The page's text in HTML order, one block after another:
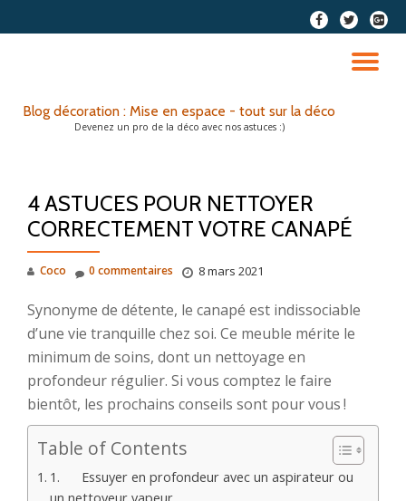
fa-
facebook
fa-
twitter
fa-
plus-
Blog décoration : Mise en espace - tout sur la déco
Devenez un pro de la déco avec nos astuces :)
4 ASTUCES POUR NETTOYER
CORRECTEMENT VOTRE CANAPÉ
Coco 8 mars 2021
0 commentaires
Synonyme de détente, le canapé est indissociable
d’une vie tranquille chez soi. Ce meuble mérite le
minimum de soins, dont un nettoyage en
profondeur régulier. Si vous comptez le faire
bientôt, les prochains conseils sont pour vous !
Table of Contents
1. Essuyer en profondeur avec un aspirateur ou